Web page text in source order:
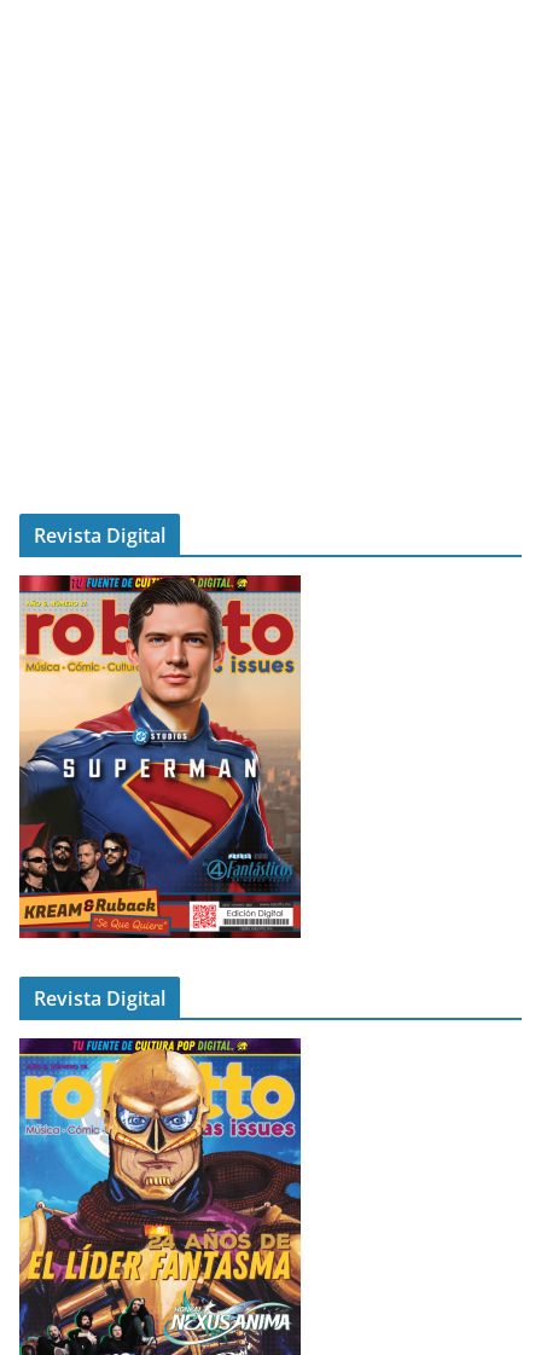
Revista Digital
Revista Digital